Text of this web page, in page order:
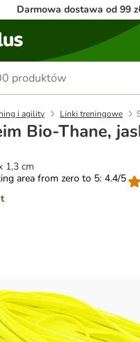
Darmowa dostawa od 99
i agility Linki treningowe
Bio-Thane,
1,3 cm
area from zero to 5: 4.4/5